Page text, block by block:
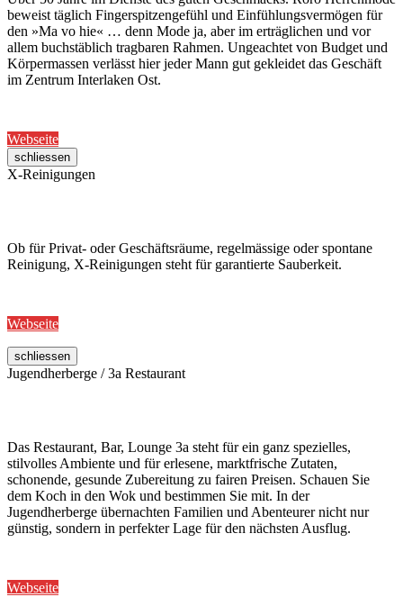
beweist täglich Fingerspitzengefühl und Einfühlungsvermögen für
den »Ma vo hie« … denn Mode ja, aber im erträglichen und vor
allem buchstäblich tragbaren Rahmen. Ungeachtet von Budget und
Körpermassen verlässt hier jeder Mann gut gekleidet das Geschäft
im Zentrum Interlaken Ost.
Webseite
schliessen
X-Reinigungen
Ob für Privat- oder Geschäftsräume, regelmässige oder spontane
Reinigung, X-Reinigungen steht für garantierte Sauberkeit.
Webseite
schliessen
Jugendherberge / 3a Restaurant
Das Restaurant, Bar, Lounge 3a steht für ein ganz spezielles,
stilvolles Ambiente und für erlesene, marktfrische Zutaten,
schonende, gesunde Zubereitung zu fairen Preisen. Schauen Sie
dem Koch in den Wok und bestimmen Sie mit. In der
Jugendherberge übernachten Familien und Abenteurer nicht nur
günstig, sondern in perfekter Lage für den nächsten Ausflug.
Webseite